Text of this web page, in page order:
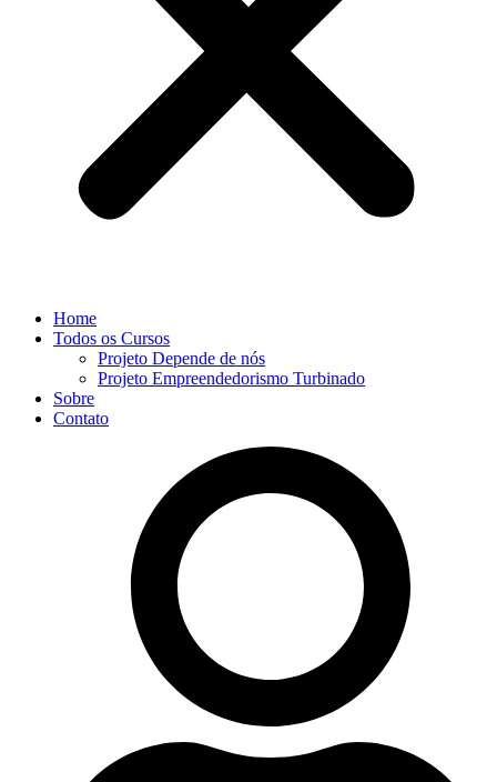
Home
Todos os Cursos
Projeto Depende de nós
Projeto Empreendedorismo Turbinado
Sobre
Contato